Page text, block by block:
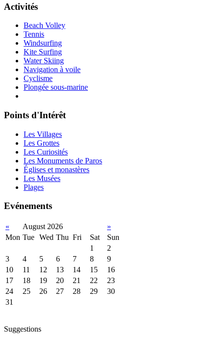
Activités
Beach Volley
Tennis
Windsurfing
Kite Surfing
Water Skiing
Navigation à voile
Cyclisme
Plongée sous-marine
Points d'Intérêt
Les Villages
Les Grottes
Les Curiosités
Les Monuments de Paros
Églises et monastères
Les Musées
Plages
Evénements
« August 2026
»
Mon Tue Wed Thu Fri Sat
Sun
1
2
3
4 5 6 7 8
9
10
11 12 13 14 15
16
17
18 19 20 21 22
23
24
25 26 27 28 29
30
31
Suggestions